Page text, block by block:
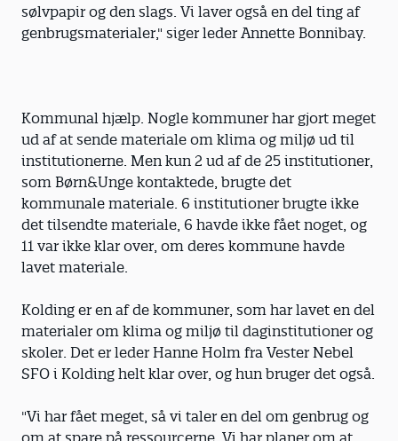
sølvpapir og den slags. Vi laver også en del ting af
genbrugsmaterialer," siger leder Annette Bonnibay.
Kommunal hjælp. Nogle kommuner har gjort meget
ud af at sende materiale om klima og miljø ud til
institutionerne. Men kun 2 ud af de 25 institutioner,
som Børn&Unge kontaktede, brugte det
kommunale materiale. 6 institutioner brugte ikke
det tilsendte materiale, 6 havde ikke fået noget, og
11 var ikke klar over, om deres kommune havde
lavet materiale.
Kolding er en af de kommuner, som har lavet en del
materialer om klima og miljø til daginstitutioner og
skoler. Det er leder Hanne Holm fra Vester Nebel
SFO i Kolding helt klar over, og hun bruger det også.
"Vi har fået meget, så vi taler en del om genbrug og
om at spare på ressourcerne. Vi har planer om at